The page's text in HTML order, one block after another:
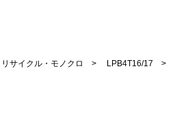
リサイクル・モノクロ > LPB4T16/17 >